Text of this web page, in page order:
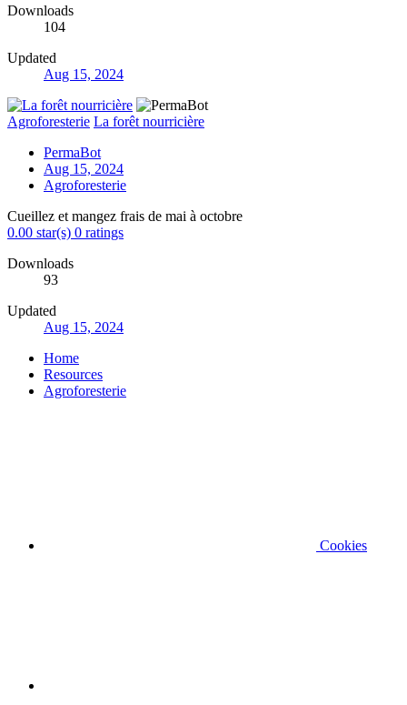
Downloads
104
Updated
Aug 15, 2024
Agroforesterie La forêt nourricière
PermaBot
Aug 15, 2024
Agroforesterie
Cueillez et mangez frais de mai à octobre
0.00 star(s) 0 ratings
Downloads
93
Updated
Aug 15, 2024
Home
Resources
Agroforesterie
Cookies